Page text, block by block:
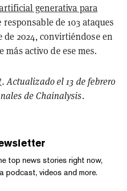
generativa para
responsable de 103 ataques
de 2024, convirtiéndose en
activo de ese mes.
. Actualizado el 13 de febrero
de Chainalysis.
top news stories right now,
podcast, videos and more.